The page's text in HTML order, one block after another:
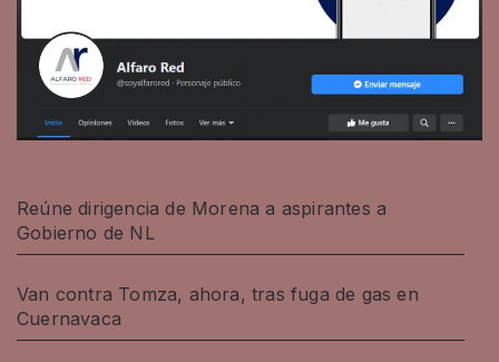
Reúne dirigencia de Morena a aspirantes a
Gobierno de NL
Van contra Tomza, ahora, tras fuga de gas en
Cuernavaca